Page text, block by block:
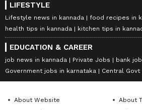
LIFESTYLE
Lifestyle news in kannada
food recipes in
health tips in kannada
kitchen tips in
EDUCATION & CAREER
job news in kannada Private Jobs
bank
Government jobs in karnataka
Central Govt
About Website
About